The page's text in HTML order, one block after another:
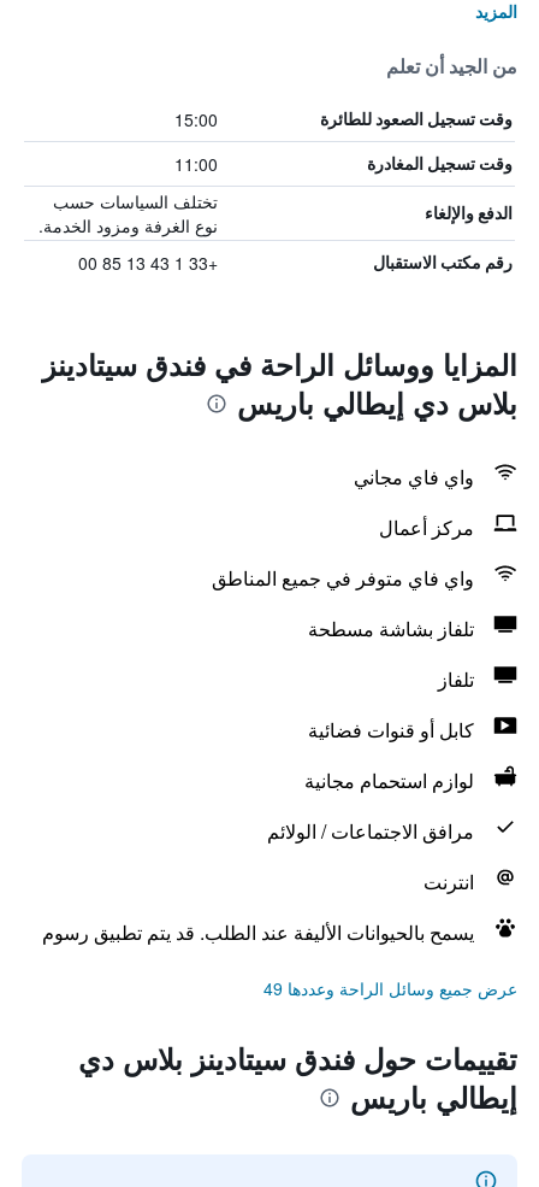
المزيد
من الجيد أن تعلم
وقت تسجيل الصعود للطائرة 15:00
وقت تسجيل المغادرة 11:00
الدفع والإلغاء
تختلف السياسات حسب
نوع الغرفة ومزود الخدمة.
رقم مكتب الاستقبال +33 1 43 13 85 00
المزايا ووسائل الراحة في فندق سيتادينز
بلاس دي إيطالي باريس
واي فاي مجاني
مركز أعمال
واي فاي متوفر في جميع المناطق
تلفاز بشاشة مسطحة
تلفاز
كابل أو قنوات فضائية
لوازم استحمام مجانية
مرافق الاجتماعات / الولائم
انترنت
يسمح بالحيوانات الأليفة عند الطلب. قد يتم تطبيق رسوم
عرض جميع وسائل الراحة وعددها 49
تقييمات حول فندق سيتادينز بلاس دي
إيطالي باريس